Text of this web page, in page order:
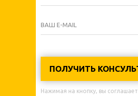
ВАШ E-MAIL
ПОЛУЧИТЬ
Нажимая на кнопку, вы